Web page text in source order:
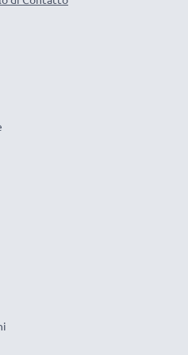
riducendo l’impatto
lunga durata e l'efficienza,
qualità: ordina ora!